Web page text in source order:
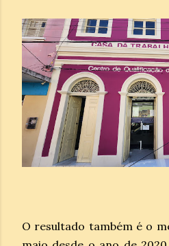
O resultado também é o